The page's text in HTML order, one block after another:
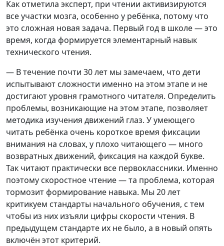
Как отметила эксперт, при чтении активизируются
все участки мозга, особенно у ребёнка, потому что
это сложная новая задача. Первый год в школе — это
время, когда формируется элементарный навык
технического чтения.
— В течение почти 30 лет мы замечаем, что дети
испытывают сложности именно на этом этапе и не
достигают уровня грамотного читателя. Определить
проблемы, возникающие на этом этапе, позволяет
методика изучения движений глаз. У умеющего
читать ребёнка очень короткое время фиксации
внимания на словах, у плохо читающего — много
возвратных движений, фиксация на каждой букве.
Так читают практически все первоклассники. Именно
поэтому скоростное чтение — та проблема, которая
тормозит формирование навыка. Мы 20 лет
критикуем стандарты начального обучения, с тем
чтобы из них изъяли цифры скорости чтения. В
предыдущем стандарте их не было, а в новый опять
включён этот критерий.